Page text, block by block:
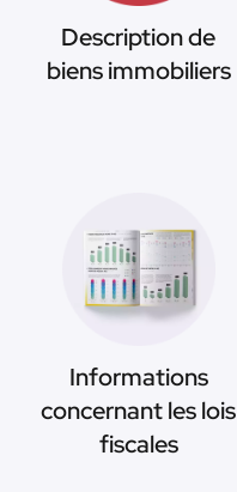
Description de
biens immobiliers
Informations
concernant les lois
fiscales